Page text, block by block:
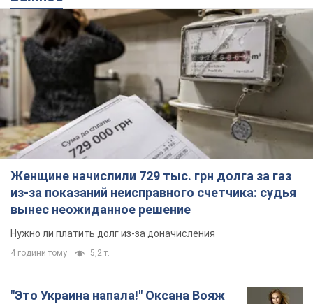
Женщине начислили 729 тыс. грн долга за газ
из-за показаний неисправного счетчика: судья
вынес неожиданное решение
Нужно ли платить долг из-за доначисления
4 години тому 5,2 т.
"Это Украина напала!" Оксана Вояж